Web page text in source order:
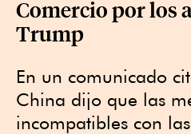
Comercio por los
Trump
En un comunicado
China dijo que las
incompatibles con